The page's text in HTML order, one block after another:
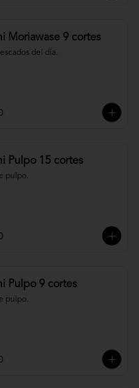
Moriawase 9 cortes
del día.
Pulpo 15 cortes
pulpo.
Pulpo 9 cortes
pulpo.